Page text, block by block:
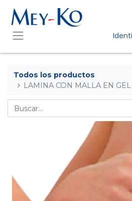
Todos los productos
LAMINA CON MALLA EN